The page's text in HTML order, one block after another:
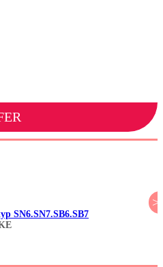
SN6.SN7.SB6.SB7
>